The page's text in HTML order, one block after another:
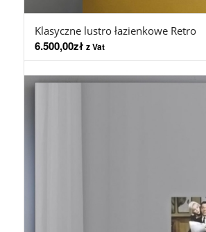
Klasyczne lustro łazienkowe Retro
6.500,00zł z Vat